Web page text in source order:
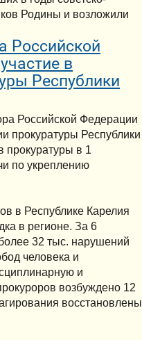
Родины и возложили
Российской
в
Республики
Российской Федерации
прокуратуры Республики
прокуратуры в 1
по укреплению
в Республике Карелия
в регионе. За 6
32 тыс. нарушений
человека и
и
возбуждено 12
восстановлены